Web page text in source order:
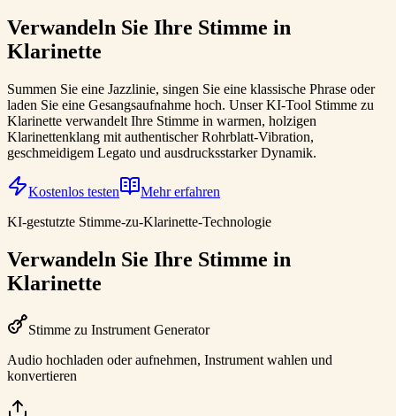
Verwandeln Sie Ihre Stimme in
Klarinette
Summen Sie eine Jazzlinie, singen Sie eine klassische Phrase oder
laden Sie eine Gesangsaufnahme hoch. Unser KI-Tool Stimme zu
Klarinette verwandelt Ihre Stimme in warmen, holzigen
Klarinettenklang mit authentischer Rohrblatt-Vibration,
geschmeidigem Legato und ausdrucksstarker Dynamik.
Kostenlos testen
Mehr erfahren
KI-gestutzte Stimme-zu-Klarinette-Technologie
Verwandeln Sie Ihre Stimme in
Klarinette
Stimme zu Instrument Generator
Audio hochladen oder aufnehmen, Instrument wahlen und
konvertieren